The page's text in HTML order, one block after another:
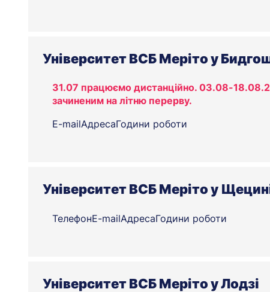
Університет ВСБ Меріто у
31.07 працюємо дистанційно. 03.08-
зачиненим на літню перерву.
E-mailАдресаГодини роботи
Університет ВСБ Меріто у
ТелефонE-mailАдресаГодини роботи
Університет ВСБ Меріто у Лодзі